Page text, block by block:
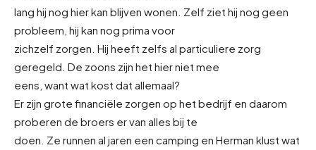
lang hij nog hier kan blijven wonen. Zelf ziet hij nog geen
probleem, hij kan nog prima voor
zichzelf zorgen. Hij heeft zelfs al particuliere zorg
geregeld. De zoons zijn het hier niet mee
eens, want wat kost dat allemaal?
Er zijn grote financiële zorgen op het bedrijf en daarom
proberen de broers er van alles bij te
doen. Ze runnen al jaren een camping en Herman klust wat